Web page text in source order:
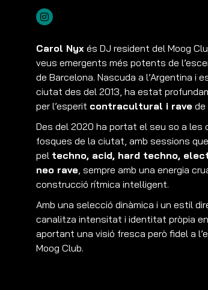
Carol Nyx és DJ resident del Moog
veus emergents més potents de
de Barcelona. Nascuda a l’Argentina i
ciutat des del 2013, ha estat
per l’esperit contracultural i rave de
Des del 2020 ha portat el seu so a les
fosques de la ciutat, amb sessions
pel techno, acid, hard techno,
neo rave, sempre amb una energia
construcció rítmica intel·ligent.
Amb una selecció dinàmica i un estil
canalitza intensitat i identitat pròpia
aportant una visió fresca però fidel a
Moog Club.